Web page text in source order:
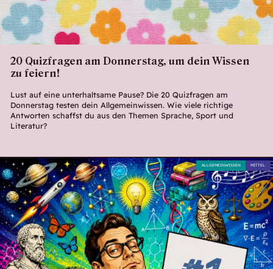
20 Quizfragen am Donnerstag, um dein Wissen
zu feiern!
Lust auf eine unterhaltsame Pause? Die 20 Quizfragen am
Donnerstag testen dein Allgemeinwissen. Wie viele richtige
Antworten schaffst du aus den Themen Sprache, Sport und
Literatur?
MITTEL
ALLGEMEINWISSEN